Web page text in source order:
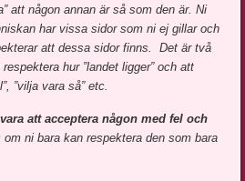
att någon annan är så som den är. Ni
har vissa sidor som ni ej gillar och
att dessa sidor finns. Det är två
hur ”landet ligger” och att
”vilja vara så” etc.
att acceptera någon med fel och
ni bara kan respektera den som bara